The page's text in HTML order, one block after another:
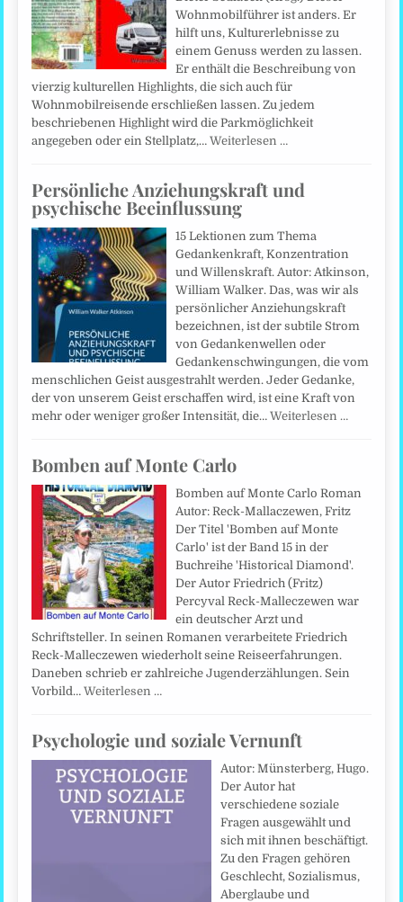
Wohnmobilführer ist anders. Er
hilft uns, Kulturerlebnisse zu
einem Genuss werden zu lassen.
Er enthält die Beschreibung von
vierzig kulturellen Highlights, die sich auch für
Wohnmobilreisende erschließen lassen. Zu jedem
beschriebenen Highlight wird die Parkmöglichkeit
angegeben oder ein Stellplatz,…Weiterlesen …
Persönliche Anziehungskraft und
psychische Beeinflussung
15 Lektionen zum Thema
Gedankenkraft, Konzentration
und Willenskraft. Autor: Atkinson,
William Walker. Das, was wir als
persönlicher Anziehungskraft
bezeichnen, ist der subtile Strom
von Gedankenwellen oder
Gedankenschwingungen, die vom
menschlichen Geist ausgestrahlt werden. Jeder Gedanke,
der von unserem Geist erschaffen wird, ist eine Kraft von
mehr oder weniger großer Intensität, die…Weiterlesen …
Bomben auf Monte Carlo
Bomben auf Monte Carlo Roman
Autor: Reck-Mallaczewen, Fritz
Der Titel 'Bomben auf Monte
Carlo' ist der Band 15 in der
Buchreihe 'Historical Diamond'.
Der Autor Friedrich (Fritz)
Percyval Reck-Malleczewen war
ein deutscher Arzt und
Schriftsteller. In seinen Romanen verarbeitete Friedrich
Reck-Malleczewen wiederholt seine Reiseerfahrungen.
Daneben schrieb er zahlreiche Jugenderzählungen. Sein
Vorbild…Weiterlesen …
Psychologie und soziale Vernunft
Autor: Münsterberg, Hugo.
Der Autor hat
verschiedene soziale
Fragen ausgewählt und
sich mit ihnen beschäftigt.
Zu den Fragen gehören
Geschlecht, Sozialismus,
Aberglaube und